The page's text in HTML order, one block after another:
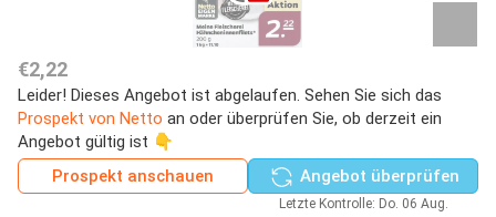
€2,22
Leider! Dieses Angebot ist abgelaufen. Sehen Sie sich das
Prospekt von Netto an oder überprüfen Sie, ob derzeit ein
Angebot gültig ist 👇
Prospekt anschauen
Angebot überprüfen
Letzte Kontrolle: Do. 06 Aug.